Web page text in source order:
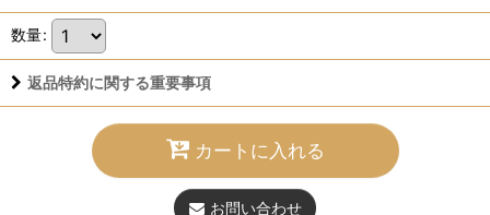
数量:
返品特約に関する重要事項
カートに入れる
お問い合わせ